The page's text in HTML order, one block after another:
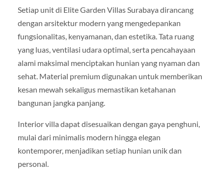
Setiap unit di Elite Garden Villas Surabaya dirancang
dengan arsitektur modern yang mengedepankan
fungsionalitas, kenyamanan, dan estetika. Tata ruang
yang luas, ventilasi udara optimal, serta pencahayaan
alami maksimal menciptakan hunian yang nyaman dan
sehat. Material premium digunakan untuk memberikan
kesan mewah sekaligus memastikan ketahanan
bangunan jangka panjang.
Interior villa dapat disesuaikan dengan gaya penghuni,
mulai dari minimalis modern hingga elegan
kontemporer, menjadikan setiap hunian unik dan
personal.